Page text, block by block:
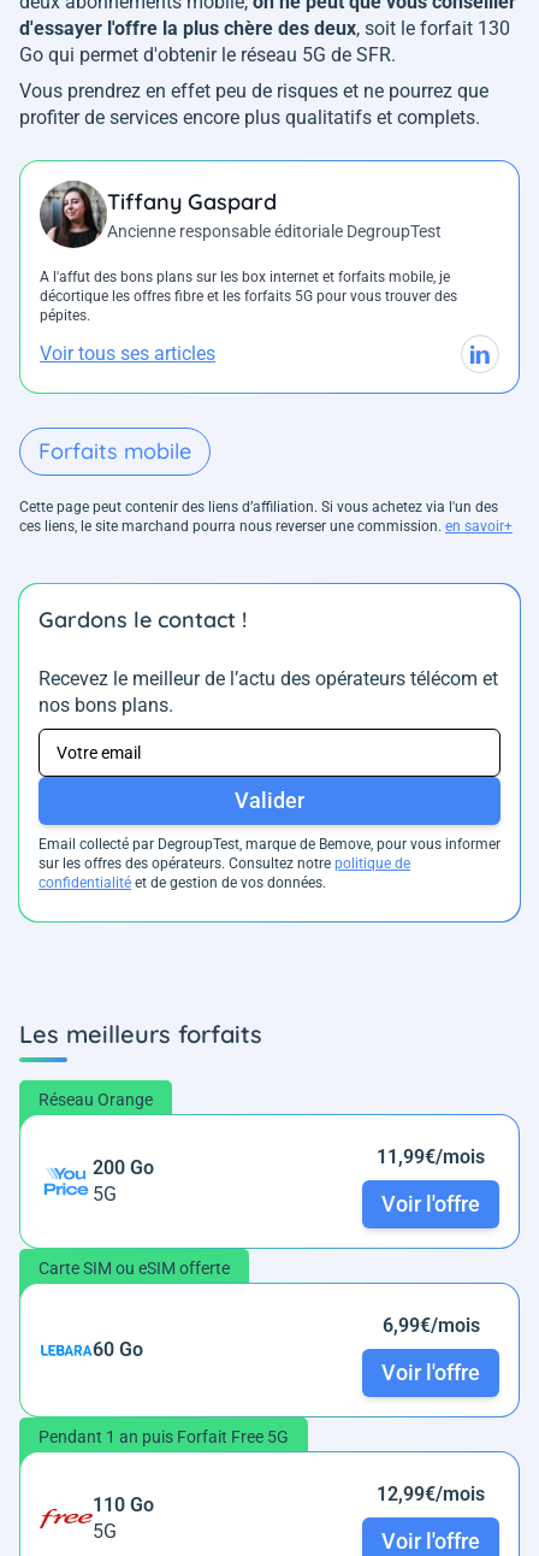
d'essayer l'offre la plus chère des deux, soit le forfait 130
Go qui permet d'obtenir le réseau 5G de SFR.
Vous prendrez en effet peu de risques et ne pourrez que
profiter de services encore plus qualitatifs et complets.
Tiffany Gaspard
Ancienne responsable éditoriale DegroupTest
A l'affut des bons plans sur les box internet et forfaits mobile, je
décortique les offres fibre et les forfaits 5G pour vous trouver des
pépites.
Voir tous ses articles
Forfaits mobile
Cette page peut contenir des liens d’affiliation. Si vous achetez via l'un des
ces liens, le site marchand pourra nous reverser une commission. en savoir+
Gardons le contact !
Recevez le meilleur de l’actu des opérateurs télécom et
nos bons plans.
Valider
Email collecté par DegroupTest, marque de Bemove, pour vous informer
sur les offres des opérateurs. Consultez notre politique de
confidentialité et de gestion de vos données.
Les meilleurs forfaits
Réseau Orange
200 Go
5G
11,99€/mois
Voir l'offre
Carte SIM ou eSIM offerte
60 Go
6,99€/mois
Voir l'offre
Pendant 1 an puis Forfait Free 5G
110 Go
5G
12,99€/mois
Voir l'offre